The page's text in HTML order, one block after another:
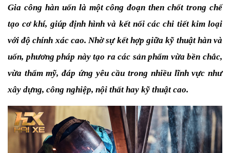
Gia công hàn uốn là một công đoạn then chốt trong chế
tạo cơ khí, giúp định hình và kết nối các chi tiết kim loại
với độ chính xác cao. Nhờ sự kết hợp giữa kỹ thuật hàn và
uốn, phương pháp này tạo ra các sản phẩm vừa bền chắc,
vừa thẩm mỹ, đáp ứng yêu cầu trong nhiều lĩnh vực như
xây dựng, công nghiệp, nội thất hay kỹ thuật cao.